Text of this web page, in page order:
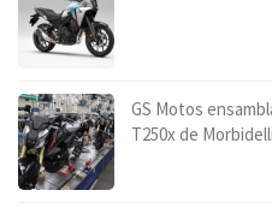
GS Motos
T250x de Morbidelli